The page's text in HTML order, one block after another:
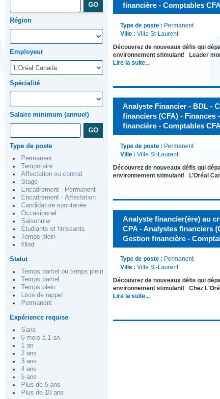
Région
Employeur
Spécialité
Salaire minimum (annuel)
Type de poste
Permanent
Temporaire
Affectation ou contrat
Stage
Encadrement - Permanent
Encadrement - Affectation
Candidature spontanée
Occasionnel
Saisonnier
Étudiants et finissants
Temps plein
filled
Statut
Temps partiel ou temps plein
Temps partiel
Temps plein
Liste de rappel
Permanent
Expérience requise
Sans
6 mois à 1 an
1 an
2 ans
3 ans
4 ans
5 ans
Plus de 5 ans
Plus de 10 ans
financière - Comptables
Type de poste : Permanent
Ville : Ville St-Laurent
Découvrez de nouveaux défis qui
environnement stimulant! Leader
Lire la suite...
Analyste Financier - BDL -
financiers (CFA) - Finances
financière - Comptables
Type de poste : Permanent
Ville : Ville St-Laurent
Découvrez de nouveaux défis qui
environnement stimulant! L’Oréal
Analyste financier(ère) au
CPA - Analystes financiers
Gestion financière -
Type de poste : Permanent
Ville : Ville St-Laurent
Découvrez de nouveaux défis qui
environnement stimulant! Chez
Lire la suite...